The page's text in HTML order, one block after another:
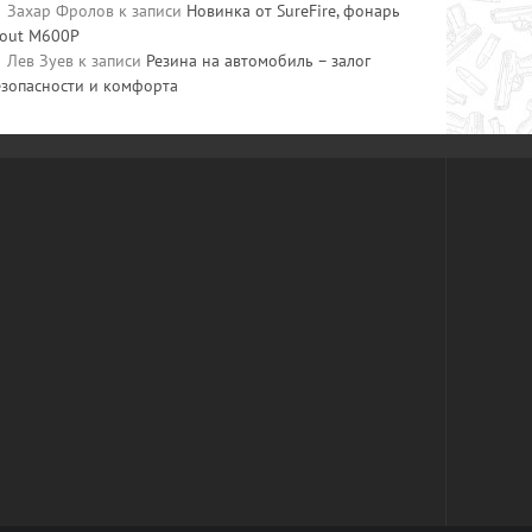
Захар Фролов к записи Новинка от SureFire, фонарь
M600P
Лев Зуев к записи Резина на автомобиль – залог
и комфорта